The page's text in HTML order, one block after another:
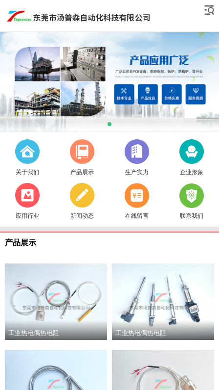
关于我们 产品展示 生产实力 企业形象
应用行业 新闻动态 在线留言 联系我们
产品展示
工业热电偶热电阻 工业热电偶热电阻